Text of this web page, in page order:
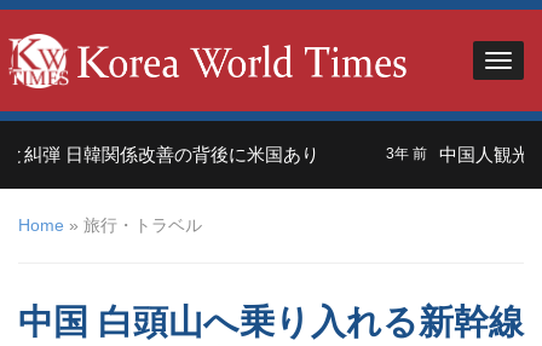
日韓関係改善の背後に米国あり 3年 前 中国人観光客＝
Home » 旅行・トラベル
中国 白頭山へ乗り入れる新幹線